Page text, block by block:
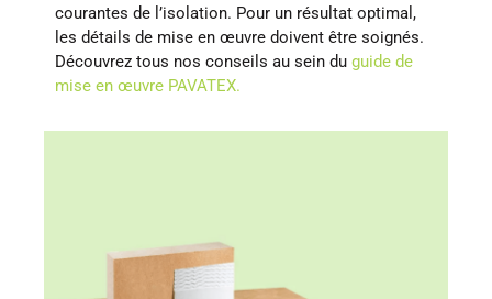
courantes de l’isolation. Pour un résultat optimal,
les détails de mise en œuvre doivent être soignés.
Découvrez tous nos conseils au sein du guide de
mise en œuvre PAVATEX.